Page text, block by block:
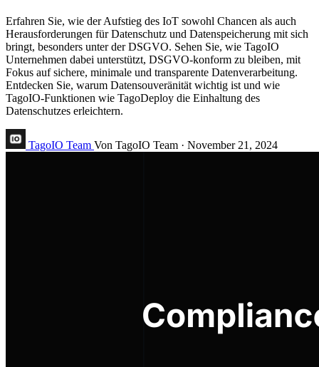
Erfahren Sie, wie der Aufstieg des IoT sowohl Chancen als auch
Herausforderungen für Datenschutz und Datenspeicherung mit sich
bringt, besonders unter der DSGVO. Sehen Sie, wie TagoIO
Unternehmen dabei unterstützt, DSGVO-konform zu bleiben, mit
Fokus auf sichere, minimale und transparente Datenverarbeitung.
Entdecken Sie, warum Datensouveränität wichtig ist und wie
TagoIO-Funktionen wie TagoDeploy die Einhaltung des
Datenschutzes erleichtern.
TagoIO Team Von TagoIO Team · November 21, 2024